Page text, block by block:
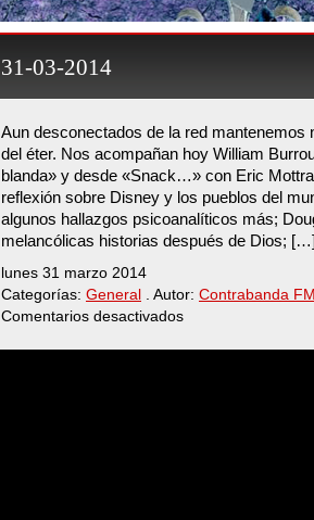
31-03-2014
Aun desconectados de la red mantenemos
del éter. Nos acompañan hoy William
blanda» y desde «Snack…» con Eric
reflexión sobre Disney y los pueblos del
algunos hallazgos psicoanalíticos más;
melancólicas historias después de Dios;
lunes 31 marzo 2014
Categorías: General . Autor: Contrabanda
Comentarios desactivadosen
03-